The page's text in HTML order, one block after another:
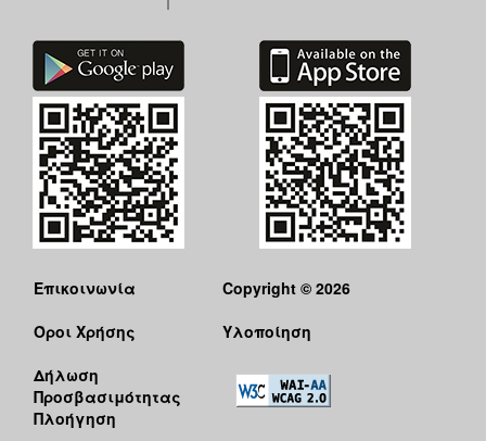
Επικοινωνία
Όροι Χρήσης
Δήλωση
Προσβασιμότητας
Πλοήγηση
Copyright © 2026
Υλοποίηση